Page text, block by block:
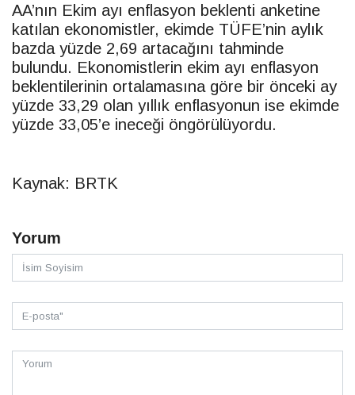
AA’nın Ekim ayı enflasyon beklenti anketine
katılan ekonomistler, ekimde TÜFE’nin aylık
bazda yüzde 2,69 artacağını tahminde
bulundu. Ekonomistlerin ekim ayı enflasyon
beklentilerinin ortalamasına göre bir önceki ay
yüzde 33,29 olan yıllık enflasyonun ise ekimde
yüzde 33,05’e ineceği öngörülüyordu.
Kaynak: BRTK
Yorum